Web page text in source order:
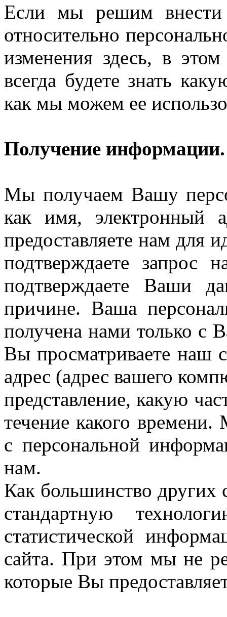
Если мы решим внести
относительно
изменения здесь, в
всегда будете знать
как мы можем ее
Получение информации.
Мы получаем Вашу
как имя, электронный
предоставляете нам для
подтверждаете
подтверждаете Ваши
причине. Ваша
получена нами только с
Вы просматриваете наш
адрес (адрес вашего
представление, какую
течение какого
с персональной
нам.
Как большинство других
стандартную
статистической
сайта. При этом мы не
которые Вы